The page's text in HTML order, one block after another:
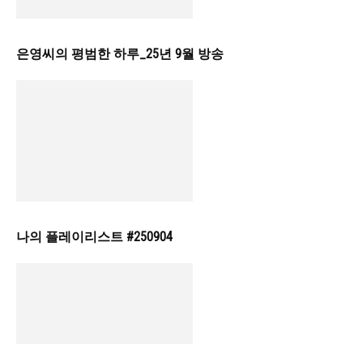
은영씨의 평범한 하루_25년 9월 방송
나의 플레이리스트 #250904